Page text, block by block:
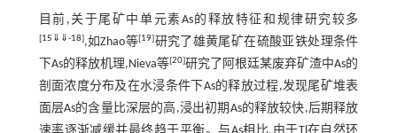
目前,关于尾矿中单元素As的释放特征和规律研究较多
[15 ⇓ ⇓-18],如Zhao等[19]研究了雄黄尾矿在硫酸亚铁处理条件
下As的释放机理,Nieva等[20]研究了阿根廷某废弃矿渣中As的
剖面浓度分布及在水浸条件下As的释放过程,发现尾矿堆表
面层As的含量比深层的高,浸出初期As的释放较快,后期释放